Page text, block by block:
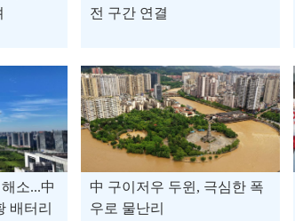
전 구간 연결
소...中
배터리
中 구이저우 두윈, 극심한 폭
우로 물난리